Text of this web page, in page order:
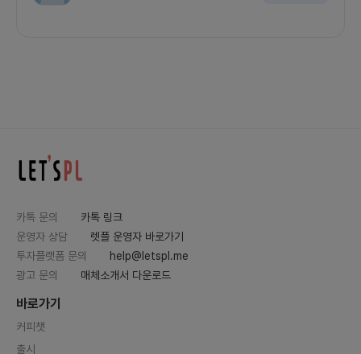
카톡 문의
카톡 링크
운영자 상담
렛플 운영자 바로가기
투자플랫폼 문의
help@letspl.me
광고 문의
매체소개서 다운로드
바로가기
커피챗
출시